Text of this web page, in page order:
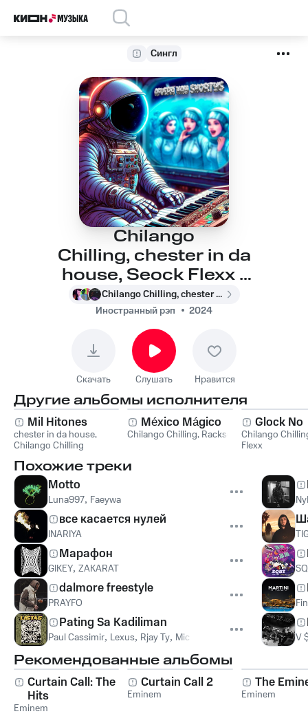
Сингл
Chilango
Chilling, chester in da
house, Seock Flexx -
Afuera Hay Shortys
Chilango Chilling, chester in da house, Seock Flexx
Иностранный рэп
2024
Скачать Слушать Нравится
Другие альбомы исполнителя
Mil Hitones
chester in da house,
Chilango Chilling
México Mágico
Chilango Chilling, Rackse
Glock No
Chilango
Flexx
Похожие треки
Motto
Luna997, Faeywa
все касается нулей
INARIYA
Марафон
GIKEY, ZAKARAT
dalmore freestyle
PRAYFO
Pating Sa Kadiliman
Paul Cassimir, Lexus, Rjay Ty, Mic Rahman Dz SVG,Bawal V
Рекомендованные альбомы
Curtain Call: The
Hits
Eminem
Curtain Call 2
Eminem
The
Eminem